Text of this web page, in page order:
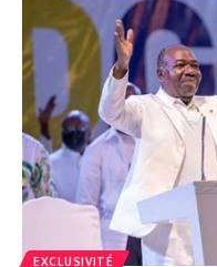
EXCLUSIVITÉ